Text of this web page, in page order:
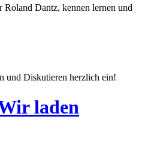
Dantz, kennen lernen und
und Diskutieren herzlich ein!
laden